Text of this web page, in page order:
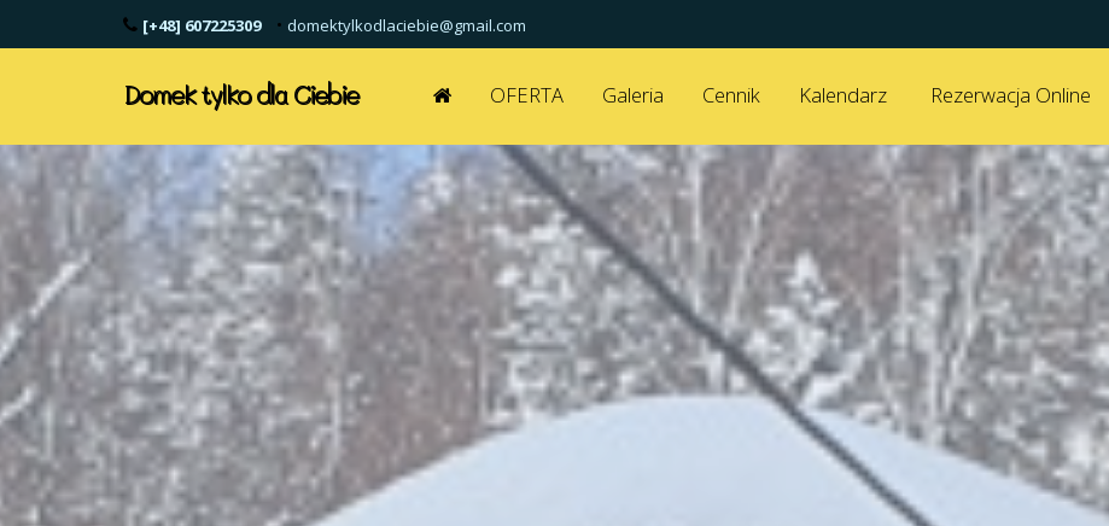
[+48] 607225309 • domektylkodlaciebie@gmail.com
Domek tylko dla Ciebie OFERTA Galeria Cennik Kalendarz Rezerwacja Online